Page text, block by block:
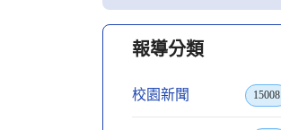
報導分類
校園新聞 15008